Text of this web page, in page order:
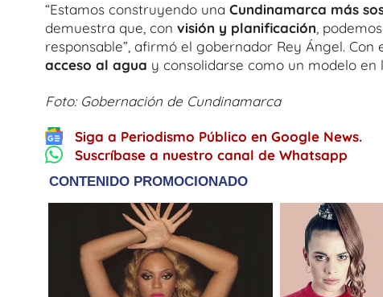
“Estamos construyendo una Cundinamarca más
demuestra que, con visión y planificación,
responsable”, afirmó el gobernador Rey Ángel. Con
acceso al agua y consolidarse como un modelo en
Foto: Gobernación de Cundinamarca
Siga a Periodismo Público en Google News.
Suscríbase a nuestro canal de Whatsapp